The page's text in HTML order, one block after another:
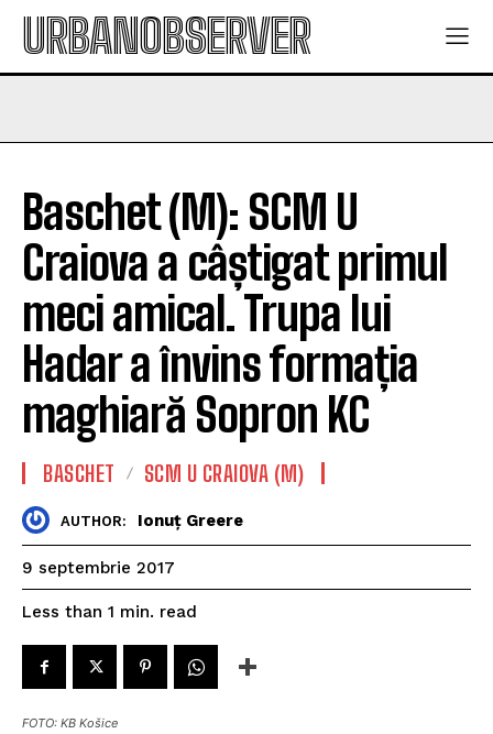
URBANOBSERVER
Baschet (M): SCM U
Craiova a câștigat primul
meci amical. Trupa lui
Hadar a învins formația
maghiară Sopron KC
BASCHET SCM U CRAIOVA (M)
AUTHOR: Ionuț Greere
9 septembrie 2017
Less than 1 min. read
FOTO: KB Košice